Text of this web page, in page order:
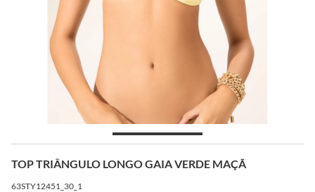
TOP TRIÂNGULO LONGO GAIA VERDE MAÇÃ
63STY12451_30_1